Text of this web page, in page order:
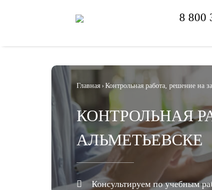
8 800
Главная › Контрольная работа, решение на
КОНТРОЛЬНАЯ
АЛЬМЕТЬЕВСКЕ
Консультируем по учебным